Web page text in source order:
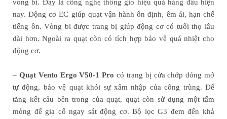
vòng bi. Đây là công nghệ thông gió hiệu quả hàng đầu hiện
nay. Động cơ EC giúp quạt vận hành ổn định, êm ái, hạn chế
tiếng ồn. Vòng bi được trang bị giúp động cơ có tuổi thọ lâu
dài hơn. Ngoài ra quạt còn có tích hợp bảo vệ quá nhiệt cho
động cơ.
– Quạt Vento Ergo V50-1 Pro có trang bị cửa chớp đóng mở
tự động, bảo vệ quạt khỏi sự xâm nhập của công trùng. Để
tăng kết cấu bên trong của quạt, quạt còn sử dụng một tấm
mỏng để gia cố ngay sát động cơ. Bộ lọc G3 đem đến khả